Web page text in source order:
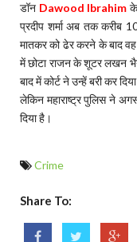
डॉन Dawood Ibrahim
प्रदीप शर्मा अब तक करीब
मातकर को ढेर करने के बाद
में छोटा राजन के शूटर लखन
बाद में कोर्ट ने उन्हें बरी कर
लेकिन महाराष्ट्र पुलिस ने
दिया है।
Crime
Share To: